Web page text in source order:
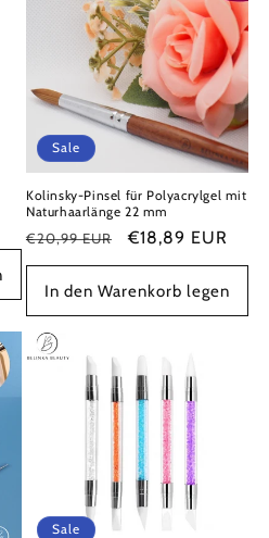
Sale
Kolinsky-Pinsel für Polyacrylgel mit
Naturhaarlänge 22 mm
Normaler
Preis
€20,99 EUR Verkaufspreis
€18,89 EUR
In den Warenkorb legen
Sale